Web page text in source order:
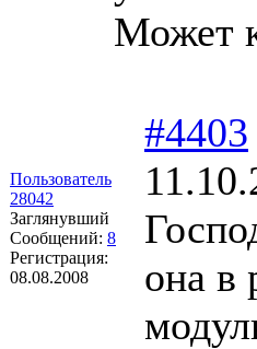
Может
Пользователь
28042
Заглянувший
Сообщений: 8
Регистрация:
08.08.2008
#4403
она в